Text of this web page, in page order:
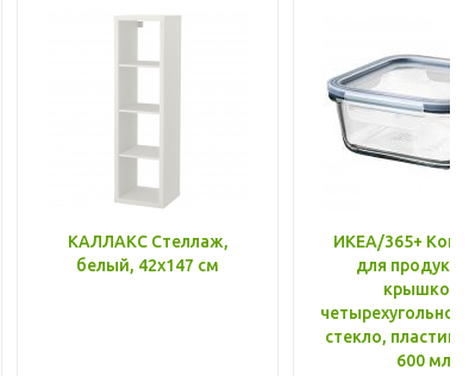
КАЛЛАКС Стеллаж,
белый, 42x147 см
ИКЕА/365+
для
крышкой,
стекло, пластик
600 мл